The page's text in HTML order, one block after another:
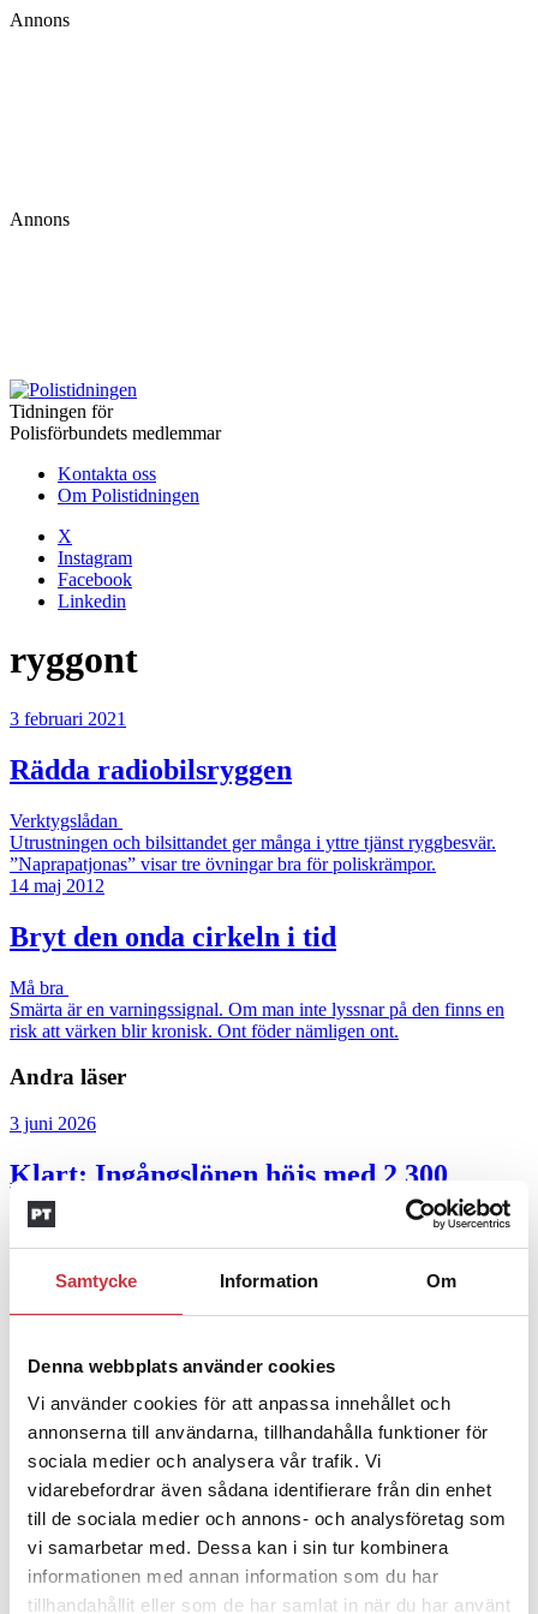
Samtycke Information Om
Denna webbplats använder cookies
Vi använder cookies för att anpassa innehållet och
annonserna till användarna, tillhandahålla funktioner för
sociala medier och analysera vår trafik. Vi
vidarebefordrar även sådana identifierare från din enhet
till de sociala medier och annons- och analysföretag som
vi samarbetar med. Dessa kan i sin tur kombinera
informationen med annan information som du har
tillhandahållit eller som de har samlat in när du har använt
Annons
Annons
Tidningen för
Polisförbundets medlemmar
Kontakta oss
Om Polistidningen
X
Instagram
Facebook
Linkedin
ryggont
3 februari 2021
Rädda radiobilsryggen
Verktygslådan
Utrustningen och bilsittandet ger många i yttre tjänst ryggbesvär.
”Naprapatjonas” visar tre övningar bra för poliskrämpor.
14 maj 2012
Bryt den onda cirkeln i tid
Må bra
Smärta är en varningssignal. Om man inte lyssnar på den finns en
risk att värken blir kronisk. Ont föder nämligen ont.
Andra läser
3 juni 2026
Klart: Ingångslönen höjs med 2 300
kronor
Insändare:Miljoner i sjön –
godtyckliga grunder
1 juni 2026
Jens Mårtensson:Snart 20 år i tjänst – nu
ska han lära sig grunderna
4 juni 2026